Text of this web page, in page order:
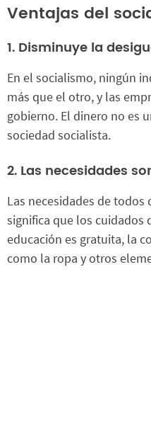
Ventajas del
1. Disminuye la
En el socialismo, ningún
más que el otro, y las
gobierno. El dinero no es
sociedad socialista.
2. Las necesidades
Las necesidades de todos
significa que los cuidados
educación es gratuita, la
como la ropa y otros